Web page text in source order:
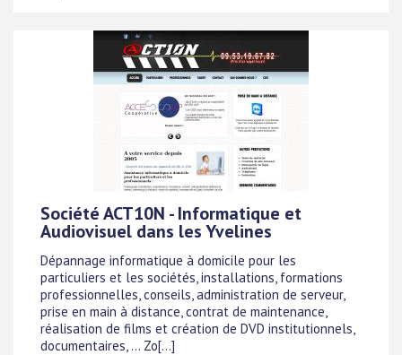
Société ACT10N - Informatique et
Audiovisuel dans les Yvelines
Dépannage informatique à domicile pour les
particuliers et les sociétés, installations, formations
professionnelles, conseils, administration de serveur,
prise en main à distance, contrat de maintenance,
réalisation de films et création de DVD institutionnels,
documentaires, ... Zo[...]